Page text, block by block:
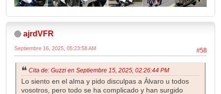
ajrdVFR
#58
Septiembre 16, 2025, 05:23:58 AM
Cita de: Guzzi en Septiembre 15, 2025, 02:26:44 PM
Lo siento en el alma y pido disculpas a Álvaro u todos
vosotros, pero todo se ha complicado y han surgido